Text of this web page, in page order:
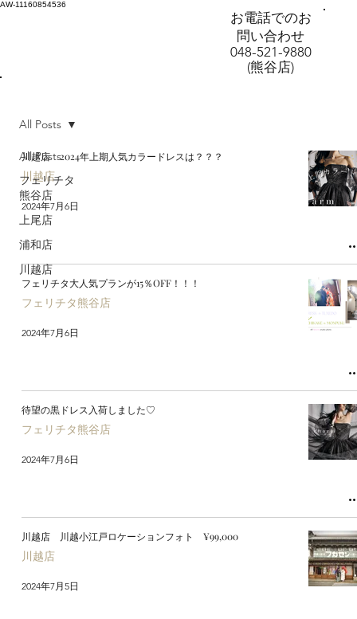
AW-11160854536
お電話でのお
問い合わせ
048-521-9880
(熊谷店)
All Posts
フェリチタ
熊谷店
上尾店
浦和店
川越店
All Posts
川越店 2024年上期人気カラードレスは？？？
川越店
2024年7月6日
フェリチタ大人気プランが15％OFF！！！
フェリチタ熊谷店
2024年7月6日
待望の黒ドレス入荷しました♡
フェリチタ熊谷店
2024年7月6日
川越店 川越小江戸ロケーションフォト ¥99,000
川越店
2024年7月5日